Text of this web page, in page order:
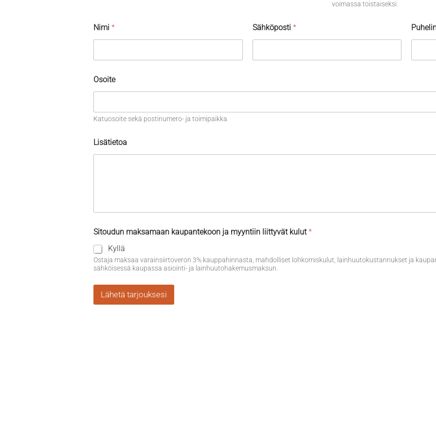
voimassa toistaiseksi.
Nimi * Sähköposti *
Osoite
Katuosoite sekä postinumero- ja toimipaikka
Lisätietoa
Sitoudun maksamaan kaupantekoon ja myyntiin liittyvät kulut*
Kyllä
Ostaja maksaa varainsiirtoveron 3% kauppahinnasta, mahdolliset lohkomiskulut, lainhuutokustannukset ja
sähköisessä kaupassa asiointi- ja lainhuutohakemusmaksun.
Lähetä tarjouksesi